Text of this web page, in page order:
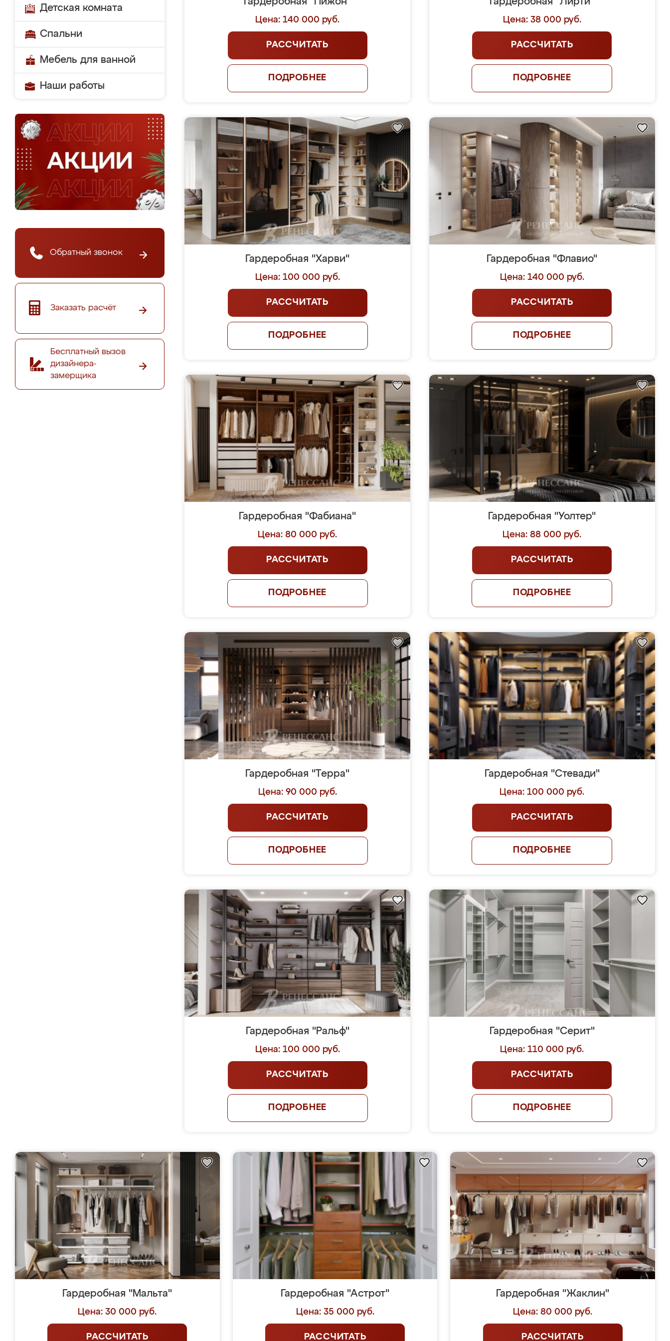
Детская комната
Спальни
Мебель для ванной
Наши работы
Обратный звонок
Заказать расчёт
Бесплатный вызов
дизайнера-
замерщика
Цена: 140 000 руб.
РАССЧИТАТЬ
ПОДРОБНЕЕ
Цена: 38 000 руб.
РАССЧИТАТЬ
ПОДРОБНЕЕ
Гардеробная "Харви"
Цена: 100 000 руб.
РАССЧИТАТЬ
ПОДРОБНЕЕ
Гардеробная "Флавио"
Цена: 140 000 руб.
РАССЧИТАТЬ
ПОДРОБНЕЕ
Гардеробная "Фабиана"
Цена: 80 000 руб.
РАССЧИТАТЬ
ПОДРОБНЕЕ
Гардеробная "Уолтер"
Цена: 88 000 руб.
РАССЧИТАТЬ
ПОДРОБНЕЕ
Гардеробная "Терра"
Цена: 90 000 руб.
РАССЧИТАТЬ
ПОДРОБНЕЕ
Гардеробная "Стевади"
Цена: 100 000 руб.
РАССЧИТАТЬ
ПОДРОБНЕЕ
Гардеробная "Ральф"
Цена: 100 000 руб.
РАССЧИТАТЬ
ПОДРОБНЕЕ
Гардеробная "Серит"
Цена: 110 000 руб.
РАССЧИТАТЬ
ПОДРОБНЕЕ
Гардеробная "Мальта"
Цена: 30 000 руб.
РАССЧИТАТЬ
Гардеробная "Астрот"
Цена: 35 000 руб.
РАССЧИТАТЬ
Гардеробная "Жаклин"
Цена: 80 000 руб.
РАССЧИТАТЬ